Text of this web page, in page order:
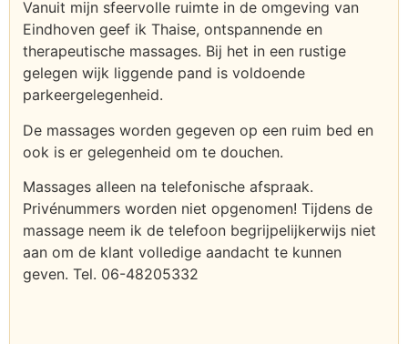
Vanuit mijn sfeervolle ruimte in de omgeving van
Eindhoven geef ik Thaise, ontspannende en
therapeutische massages. Bij het in een rustige
gelegen wijk liggende pand is voldoende
parkeergelegenheid.
De massages worden gegeven op een ruim bed en
ook is er gelegenheid om te douchen.
Massages alleen na telefonische afspraak.
Privénummers worden niet opgenomen! Tijdens de
massage neem ik de telefoon begrijpelijkerwijs niet
aan om de klant volledige aandacht te kunnen
geven. Tel. 06-48205332